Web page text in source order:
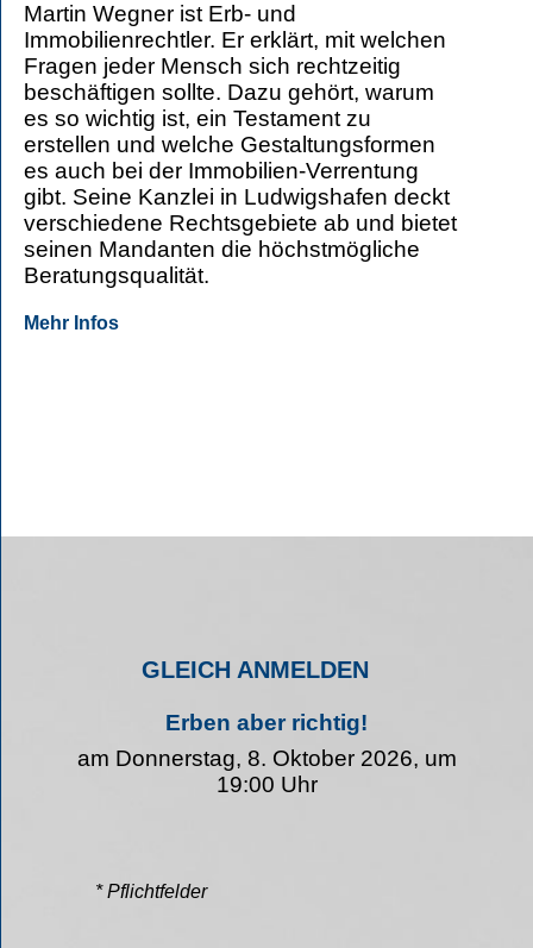
Martin Wegner ist Erb- und
Immobilienrechtler. Er erklärt, mit welchen
Fragen jeder Mensch sich rechtzeitig
beschäftigen sollte. Dazu gehört, warum
es so wichtig ist, ein Testament zu
erstellen und welche Gestaltungsformen
es auch bei der Immobilien-Verrentung
gibt. Seine Kanzlei in Ludwigshafen deckt
verschiedene Rechtsgebiete ab und bietet
seinen Mandanten die höchstmögliche
Beratungsqualität.
Mehr Infos
GLEICH ANMELDEN
Erben aber richtig!
am Donnerstag, 8. Oktober 2026, um
19:00 Uhr
* Pflichtfelder